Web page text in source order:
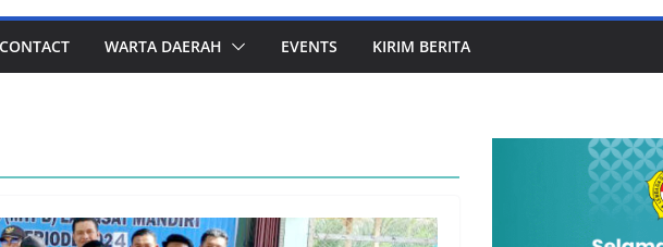
CONTACT WARTA DAERAH EVENTS KIRIM BERITA